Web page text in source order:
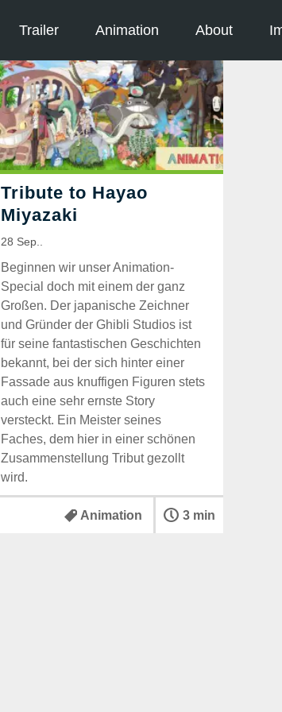
Trailer Animation About
Beginnen wir unser Animation-
Special doch mit einem der ganz
Großen. Der japanische Zeichner
und Gründer der Ghibli Studios ist
für seine fantastischen Geschichten
bekannt, bei der sich hinter einer
Fassade aus knuffigen Figuren stets
auch eine sehr ernste Story
versteckt. Ein Meister seines
Faches, dem hier in einer schönen
Zusammenstellung Tribut gezollt
wird.
Animation 3 min